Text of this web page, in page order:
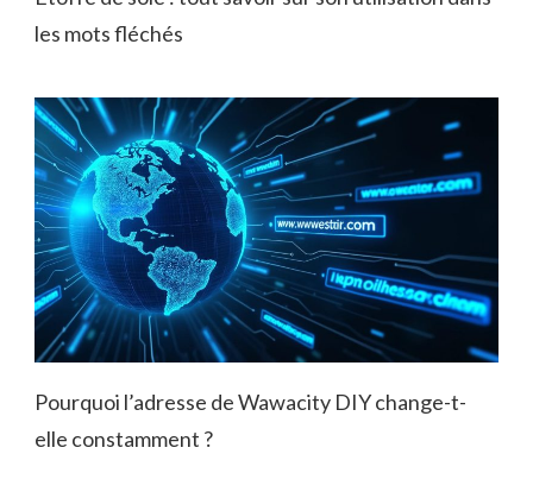
les mots fléchés
Pourquoi l’adresse de Wawacity DIY change-t-
elle constamment ?